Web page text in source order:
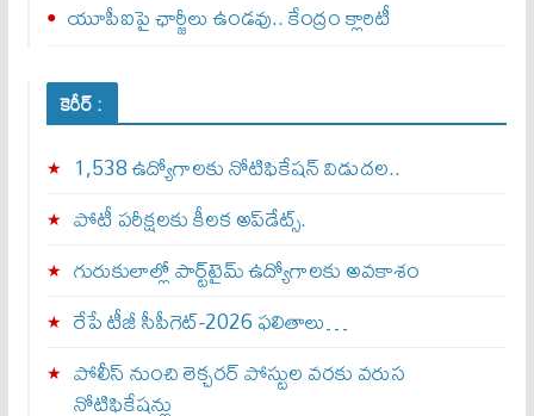
యూపీఐపై ఛార్జీలు ఉండవు.. కేంద్రం క్లారిటీ
కెరీర్ :
1,538 ఉద్యోగాలకు నోటిఫికేషన్ విడుదల..
పోటీ పరీక్షలకు కీలక అప్‌డేట్స్.
గురుకులాల్లో పార్ట్‌టైమ్ ఉద్యోగాలకు అవకాశం
రేపే టీజీ సీపీగెట్‌-2026 ఫలితాలు…
పోలీస్ నుంచి లెక్చరర్ పోస్టుల వరకు వరుస
నోటిఫికేషన్లు